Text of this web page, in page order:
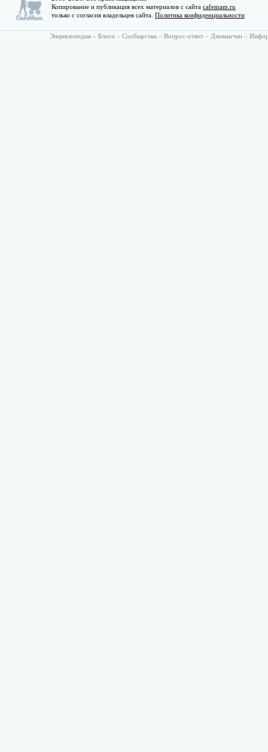
Копирование и публикация всех материалов с сайта cafemam.ru
только с согласия владельцев сайта. Политика конфиденциальности
Энциклопедия – Блоги – Сообщества – Вопрос-ответ – Дневнички –